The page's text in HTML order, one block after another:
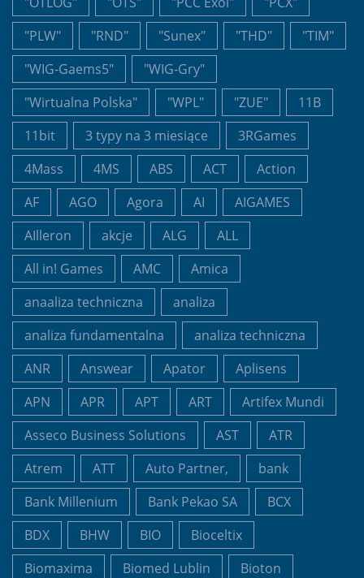
"PLW"
"RND" "Sunex" "THD"
"TIM"
"WIG-Gaems5"
"WIG-Gry"
"Wirtualna Polska"
"WPL" "ZUE"
11B
11bit
3 typy na 3 miesiące
3RGames
4Mass
4MS ABS ACT
Action
AF
AGO Agora AI
AIGAMES
AIlleron
akcje ALG
ALL
All in! Games
AMC
Amica
anaaliza techniczna
analiza
analiza fundamentalna
analiza techniczna
ANR
Answear Apator
Aplisens
APN
APR APT ART
Artifex Mundi
Asseco Business Solutions
AST
ATR
Atrem
ATT Auto Partner,
bank
Bank Millenium
Bank Pekao SA
BCX
BDX
BHW BIO
Bioceltix
Biomaxima
Biomed Lublin
Bioton